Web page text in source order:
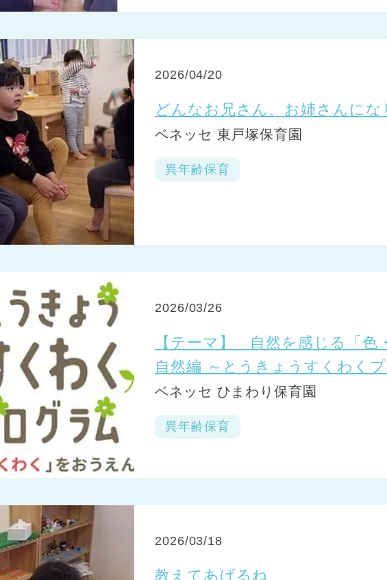
2026/04/20
どんなお兄さん、お姉さんにな
ベネッセ 東戸塚保育園
異年齢保育
2026/03/26
【テーマ】 自然を感じる「
自然編 ～とうきょうすくわく
ベネッセ ひまわり保育園
異年齢保育
2026/03/18
教えてあげるね